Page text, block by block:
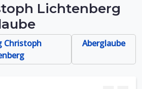
Lichtenberg
Christoph
Aberglaube